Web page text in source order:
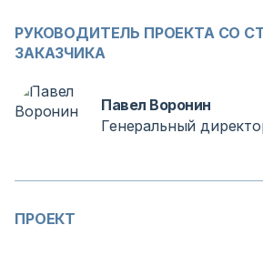
РУКОВОДИТЕЛЬ ПРОЕКТА СО
ЗАКАЗЧИКА
Павел Воронин
Генеральный
ПРОЕКТ